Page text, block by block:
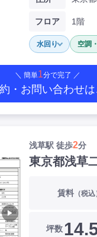
フロア 1階
水回り 空調
＼ 簡単1分で完了 ／
・お問い合わせ
▶
浅草駅 徒歩2分
東京都浅草
賃料（税込
坪数